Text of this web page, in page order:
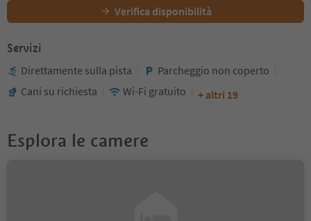
Verifica disponibilità
Servizi
Direttamente sulla pista
Parcheggio non coperto
Cani su richiesta
Wi-Fi gratuito + altri 19
Esplora le camere